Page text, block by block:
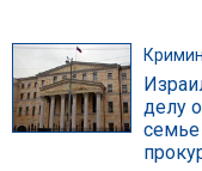
делу